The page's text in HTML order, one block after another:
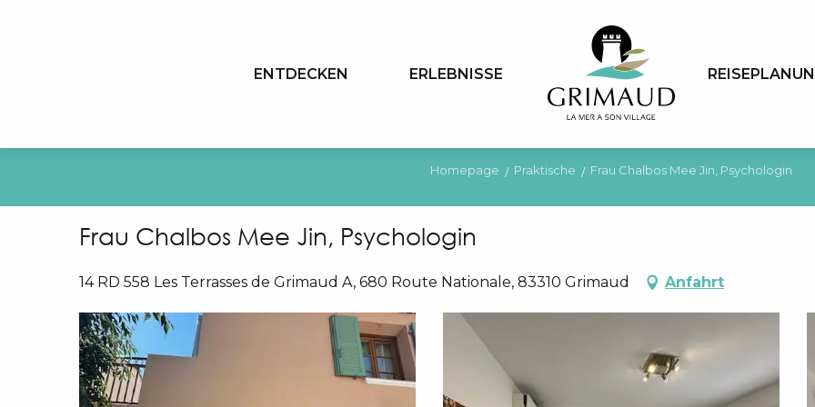
ENTDECKEN ERLEBNISSE
Homepage Praktische Frau Chalbos Mee Jin, Psychologin
Frau Chalbos Mee Jin, Psychologin
14 RD 558 Les Terrasses de Grimaud A, 680 Route Nationale, 83310 Grimaud Anfahrt